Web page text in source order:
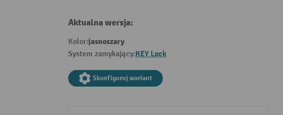
Aktualna wersja:
Kolor:jasnoszary
System zamykający:KEY Lock
Skonfiguruj wariant